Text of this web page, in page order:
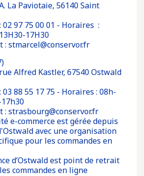
La Paviotaie, 56140 Saint
02 97 75 00 01 - Horaires :
17H30
: stmarcel@conservor.fr
Alfred Kastler, 67540 Ostwald
88 55 17 75 - Horaires : 08h-
: strasbourg@conservor.fr
e-commerce est gérée depuis
avec une organisation
pour les commandes en
d’Ostwald est point de retrait
commandes en ligne